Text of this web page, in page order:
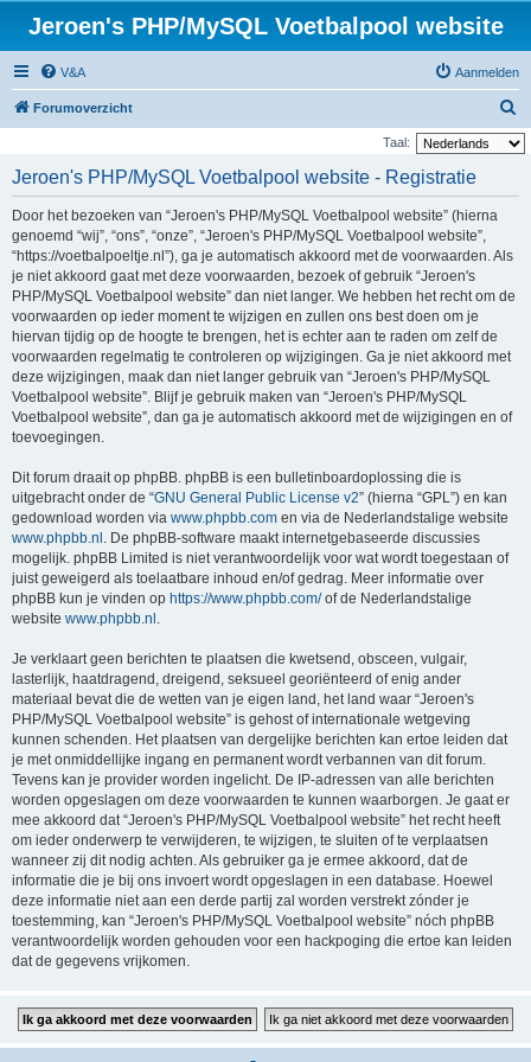
Jeroen's PHP/MySQL Voetbalpool website
V&A Aanmelden
Forumoverzicht
o
Taal:
Jeroen's PHP/MySQL Voetbalpool website - Registratie
Door het bezoeken van “Jeroen's PHP/MySQL Voetbalpool website” (hierna
genoemd “wij”, “ons”, “onze”, “Jeroen's PHP/MySQL Voetbalpool website”,
“https://voetbalpoeltje.nl”), ga je automatisch akkoord met de voorwaarden. Als
je niet akkoord gaat met deze voorwaarden, bezoek of gebruik “Jeroen's
PHP/MySQL Voetbalpool website” dan niet langer. We hebben het recht om de
voorwaarden op ieder moment te wijzigen en zullen ons best doen om je
hiervan tijdig op de hoogte te brengen, het is echter aan te raden om zelf de
voorwaarden regelmatig te controleren op wijzigingen. Ga je niet akkoord met
deze wijzigingen, maak dan niet langer gebruik van “Jeroen's PHP/MySQL
Voetbalpool website”. Blijf je gebruik maken van “Jeroen's PHP/MySQL
Voetbalpool website”, dan ga je automatisch akkoord met de wijzigingen en of
toevoegingen.
Dit forum draait op phpBB. phpBB is een bulletinboardoplossing die is
uitgebracht onder de “GNU General Public License v2” (hierna “GPL”) en kan
gedownload worden via www.phpbb.com en via de Nederlandstalige website
www.phpbb.nl . De phpBB-software maakt internetgebaseerde discussies
mogelijk. phpBB Limited is niet verantwoordelijk voor wat wordt toegestaan of
juist geweigerd als toelaatbare inhoud en/of gedrag. Meer informatie over
phpBB kun je vinden op https://www.phpbb.com/of de Nederlandstalige
website www.phpbb.nl .
Je verklaart geen berichten te plaatsen die kwetsend, obsceen, vulgair,
lasterlijk, haatdragend, dreigend, seksueel georiënteerd of enig ander
materiaal bevat die de wetten van je eigen land, het land waar “Jeroen's
PHP/MySQL Voetbalpool website” is gehost of internationale wetgeving
kunnen schenden. Het plaatsen van dergelijke berichten kan ertoe leiden dat
je met onmiddellijke ingang en permanent wordt verbannen van dit forum.
Tevens kan je provider worden ingelicht. De IP-adressen van alle berichten
worden opgeslagen om deze voorwaarden te kunnen waarborgen. Je gaat er
mee akkoord dat “Jeroen's PHP/MySQL Voetbalpool website” het recht heeft
om ieder onderwerp te verwijderen, te wijzigen, te sluiten of te verplaatsen
wanneer zij dit nodig achten. Als gebruiker ga je ermee akkoord, dat de
informatie die je bij ons invoert wordt opgeslagen in een database. Hoewel
deze informatie niet aan een derde partij zal worden verstrekt zónder je
toestemming, kan “Jeroen's PHP/MySQL Voetbalpool website” nóch phpBB
verantwoordelijk worden gehouden voor een hackpoging die ertoe kan leiden
dat de gegevens vrijkomen.